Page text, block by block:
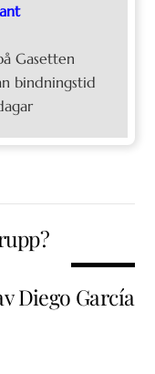
Gasetten
bindningstid
Diego García